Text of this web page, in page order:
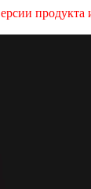
продукта